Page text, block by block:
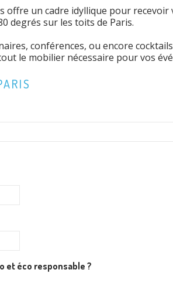
offre un cadre idyllique pour
degrés sur les toits de Paris.
conférences, ou encore
le mobilier nécessaire pour vos
et éco responsable ?